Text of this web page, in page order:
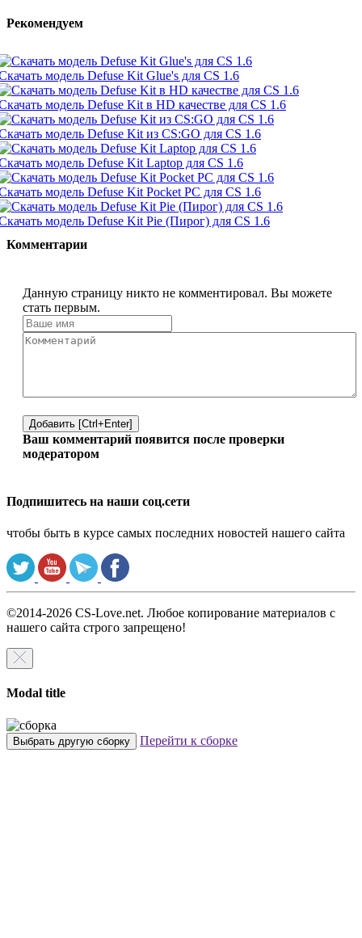
Рекомендуем
модель Defuse Kit Glue's для CS 1.6
модель Defuse Kit в HD качестве для CS 1.6
модель Defuse Kit из CS:GO для CS 1.6
модель Defuse Kit Laptop для CS 1.6
модель Defuse Kit Pocket PC для CS 1.6
модель Defuse Kit Pie (Пирог) для CS 1.6
Комментарии
Данную страницу никто не комментировал. Вы можете
стать первым.
Добавить [Ctrl+Enter]
Ваш комментарий появится после проверки
модератором
Подпишитесь на наши соц.сети
чтобы быть в курсе самых последних новостей нашего сайта
©2014-2026 CS-Love.net. Любое копирование материалов с
нашего сайта строго запрещено!
Modal title
Выбрать другую сборку Перейти к сборке